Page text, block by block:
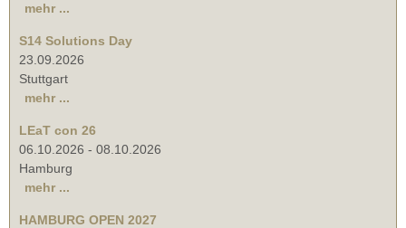
mehr ...
S14 Solutions Day
23.09.2026
Stuttgart
mehr ...
LEaT con 26
06.10.2026 - 08.10.2026
Hamburg
mehr ...
HAMBURG OPEN 2027